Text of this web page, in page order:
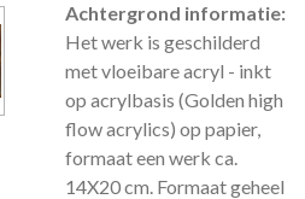
Achtergrond informatie:
Het werk is geschilderd
met vloeibare acryl - inkt
op acrylbasis (Golden high
flow acrylics) op papier,
formaat een werk ca.
14X20 cm. Formaat geheel